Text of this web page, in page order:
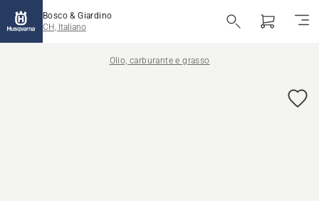
Bosco & Giardino
CH, Italiano
Olio, carburante e grasso